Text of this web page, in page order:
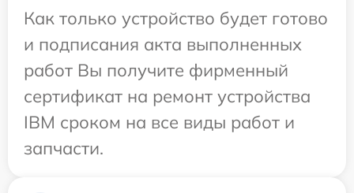
Как только устройство будет готово
и подписания акта выполненных
работ Вы получите фирменный
сертификат на ремонт устройства
IBM сроком на все виды работ и
запчасти.